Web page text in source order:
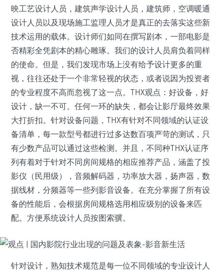
映工艺设计人员，建筑声学设计人员，建筑师，空调暖通
设计人员以及现场施工监理人员才是真正的去落实这些新
技术运用的载体。设计师们如同在撰写剧本，一部电影是
否精彩全凭剧本的精心雕琢。我们的设计人员肩负着同样
的使命。但是，我们发现市场上没有给予设计更多的重
视，往往还处于一个非常轻视的状态，或者说因为投资者
的专业程度不高而忽视了这一点。THX观点：好设备，好
设计，缺一不可。任何一环的缺失，都会让影厅最终效果
大打折扣。针对设备问题，THX有针对不同领域的认证设
备清单，每一款型号都进行过多达数百项严苛的测试，只
有少数产品可以通过这些检测。并且，不同种THX认证序
列有着对于针对不同房间规格的相应推荐产品，涵盖了投
影仪（民用级），音频解码器，功率放大器，扬声器，数
据线材，分频器等一些列影音设备。在充分掌握了所有设
备的性能后，会根据房间规格选用相应级别的设备来匹
配。方便系统设计人员按图索骥。
针对设计，熟知技术规范是每一位不同领域的专业设计人